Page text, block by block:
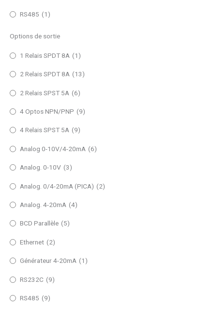
RS485 (1)
Options de sortie
1 Relais SPDT 8A (1)
2 Relais SPDT 8A (13)
2 Relais SPST 5A (6)
4 Optos NPN/PNP (9)
4 Relais SPST 5A (9)
Analog 0-10V/4-20mA (6)
Analog. 0-10V (3)
Analog. 0/4-20mA (PICA) (2)
Analog. 4-20mA (4)
BCD Parallèle (5)
Ethernet (2)
Générateur 4-20mA (1)
RS232C (9)
RS485 (9)